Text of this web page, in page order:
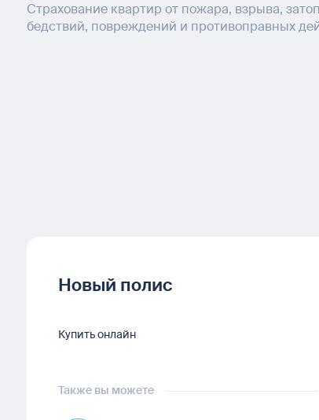
Страхование квартир от пожара, взрыва,
бедствий, повреждений и противоправных
Новый полис
Купить онлайн
Также вы можете